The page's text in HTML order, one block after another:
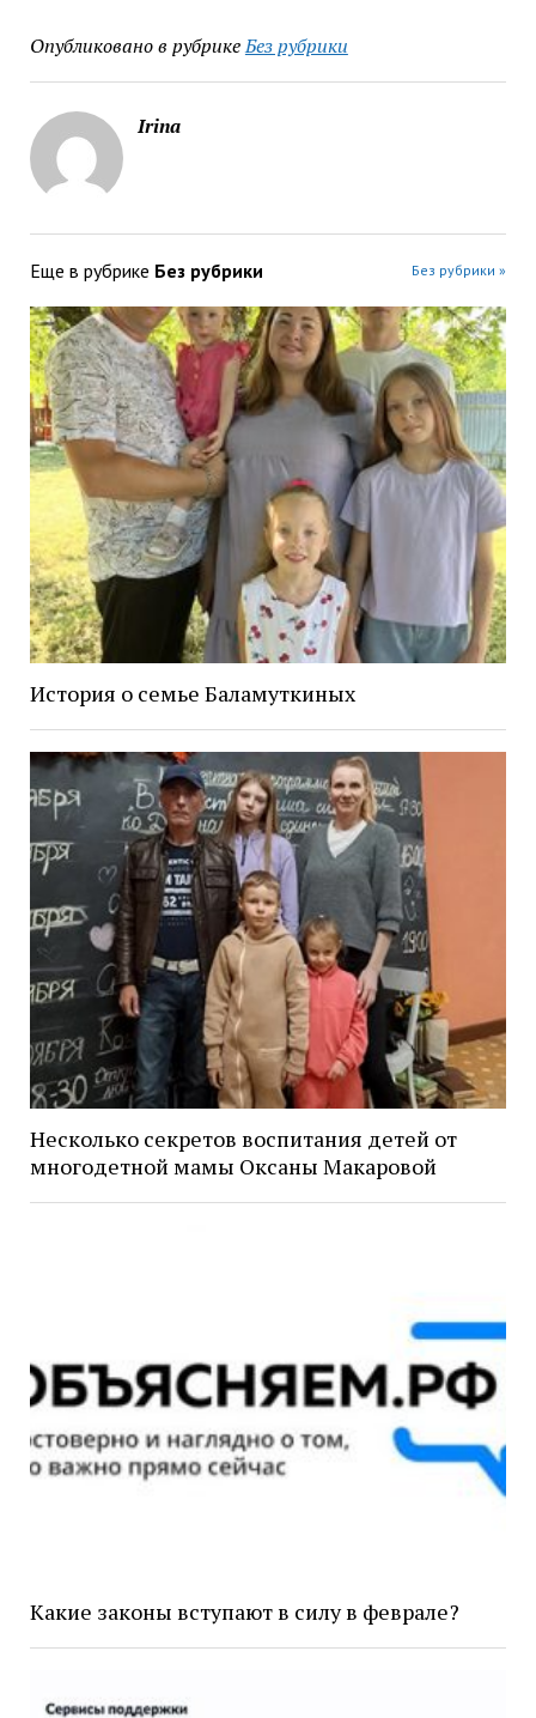
Опубликовано в рубрикеБез рубрики
Irina
Еще в рубрике Без рубрики Без рубрики »
История о семье Баламуткиных
Несколько секретов воспитания детей от
многодетной мамы Оксаны Макаровой
Какие законы вступают в силу в феврале?